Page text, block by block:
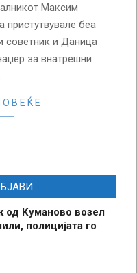
Максим
пристутвувале беа
советник и Даница
за внатрешни
од Куманово возел
полицијата го